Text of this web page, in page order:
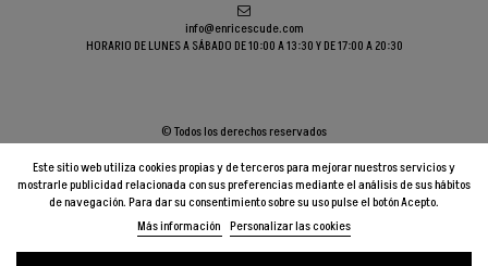
info@enricescude.com
HORARIO DE LUNES A SÁBADO DE 10:00 A 13:30 Y DE 17:00 A 20:30
Este sitio web utiliza cookies propias y de terceros para mejorar nuestros servicios y
mostrarle publicidad relacionada con sus preferencias mediante el análisis de sus hábitos
de navegación. Para dar su consentimiento sobre su uso pulse el botón Acepto.
Más información Personalizar las cookies
© Todos los derechos reservados